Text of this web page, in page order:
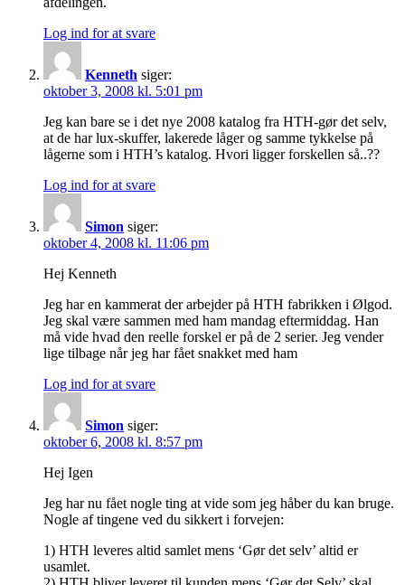
Log ind for at svare
Kenneth siger:
oktober 3, 2008 kl. 5:01 pm
Jeg kan bare se i det nye 2008 katalog fra HTH-gør det selv,
at de har lux-skuffer, lakerede låger og samme tykkelse på
lågerne som i HTH’s katalog. Hvori ligger forskellen så..??
Log ind for at svare
Simon siger:
oktober 4, 2008 kl. 11:06 pm
Hej Kenneth
Jeg har en kammerat der arbejder på HTH fabrikken i Ølgod.
Jeg skal være sammen med ham mandag eftermiddag. Han
må vide hvad den reelle forskel er på de 2 serier. Jeg vender
lige tilbage når jeg har fået snakket med ham
Log ind for at svare
Simon siger:
oktober 6, 2008 kl. 8:57 pm
Hej Igen
Jeg har nu fået nogle ting at vide som jeg håber du kan bruge.
Nogle af tingene ved du sikkert i forvejen:
1) HTH leveres altid samlet mens ‘Gør det selv’ altid er
usamlet.